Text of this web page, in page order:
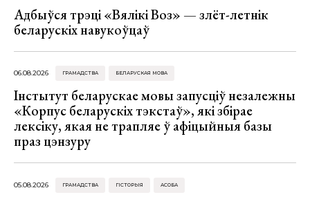
Адбыўся трэці «Вялікі Воз» — злёт-летнік
беларускіх навукоўцаў
06.08.2026 ГРАМАДСТВА БЕЛАРУСКАЯ МОВА
Інстытут беларускае мовы запусціў незалежны
«Корпус беларускіх тэкстаў», які збірае
лексіку, якая не трапляе ў афіцыйныя базы
праз цэнзуру
05.08.2026 ГРАМАДСТВА ГІСТОРЫЯ АСОБА